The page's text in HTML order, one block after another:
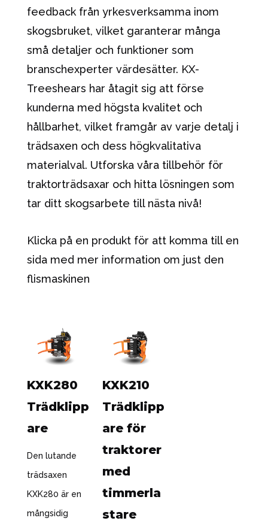
feedback från yrkesverksamma inom
skogsbruket, vilket garanterar många
små detaljer och funktioner som
branschexperter värdesätter. KX-
Treeshears har åtagit sig att förse
kunderna med högsta kvalitet och
hållbarhet, vilket framgår av varje detalj i
trädsaxen och dess högkvalitativa
materialval. Utforska våra tillbehör för
traktorträdsaxar och hitta lösningen som
tar ditt skogsarbete till nästa nivå!
Klicka på en produkt för att komma till en
sida med mer information om just den
flismaskinen
KXK280
Trädklipp
are
Den lutande
trädsaxen
KXK280 är en
mångsidig
KXK210
Trädklipp
are för
traktorer
med
timmerla
stare